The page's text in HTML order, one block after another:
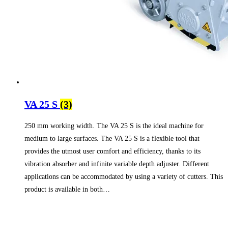
VA 25 S (3)
250 mm working width. The VA 25 S is the ideal machine for
medium to large surfaces. The VA 25 S is a flexible tool that
provides the utmost user comfort and efficiency, thanks to its
vibration absorber and infinite variable depth adjuster. Different
applications can be accommodated by using a variety of cutters. This
product is available in both…